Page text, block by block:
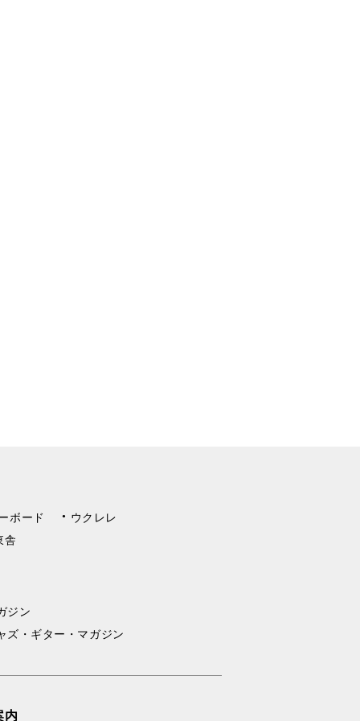
ボード
ウクレレ
舎
ジン
ズ・ギター・マガジン
内